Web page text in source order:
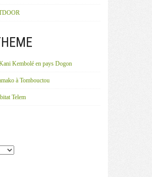
Kembolé en pays Dogon
à Tombouctou
Telem